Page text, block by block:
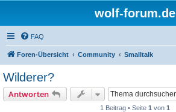
wolf-forum.de
FAQ
Foren-Übersicht Community Smalltalk
Wilderer?
Antworten
1 Beitrag • Seite 1 von 1